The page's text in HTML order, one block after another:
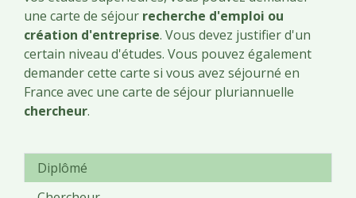
une carte de séjour recherche d'emploi ou
création d'entreprise. Vous devez justifier d'un
certain niveau d'études. Vous pouvez également
demander cette carte si vous avez séjourné en
France avec une carte de séjour pluriannuelle
chercheur.
Diplômé